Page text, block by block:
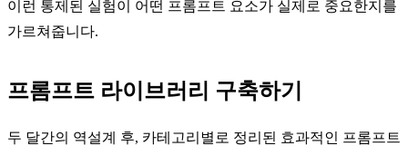
이런 통제된 실험이 어떤 프롬프트 요소가 실제로 중요한지를
가르쳐줍니다.
프롬프트 라이브러리 구축하기
두 달간의 역설계 후, 카테고리별로 정리된 효과적인 프롬프트